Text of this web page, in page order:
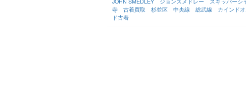
寺 古着買取 杉並区 中央線 総武線 カインド
ド古着